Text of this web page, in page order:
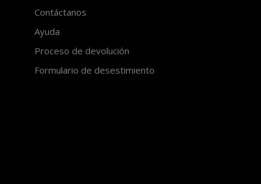
Contáctanos
Ayuda
Proceso de devolución
Formulario de desestimiento